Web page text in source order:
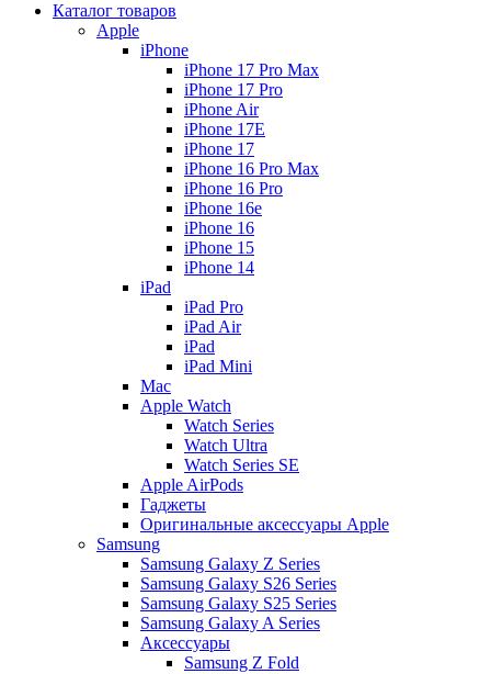
Каталог товаров
Apple
iPhone
iPhone 17 Pro Max
iPhone 17 Pro
iPhone Air
iPhone 17E
iPhone 17
iPhone 16 Pro Max
iPhone 16 Pro
iPhone 16e
iPhone 16
iPhone 15
iPhone 14
iPad
iPad Pro
iPad Air
iPad
iPad Mini
Mac
Apple Watch
Watch Series
Watch Ultra
Watch Series SE
Apple AirPods
Гаджеты
Оригинальные аксессуары Apple
Samsung
Samsung Galaxy Z Series
Samsung Galaxy S26 Series
Samsung Galaxy S25 Series
Samsung Galaxy A Series
Аксессуары
Samsung Z Fold